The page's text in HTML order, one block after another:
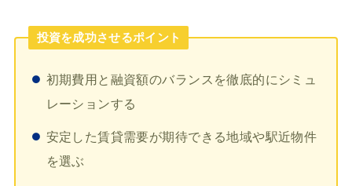
投資を成功させるポイント
初期費用と融資額のバランスを徹底的にシミュ
レーションする
安定した賃貸需要が期待できる地域や駅近物件
を選ぶ